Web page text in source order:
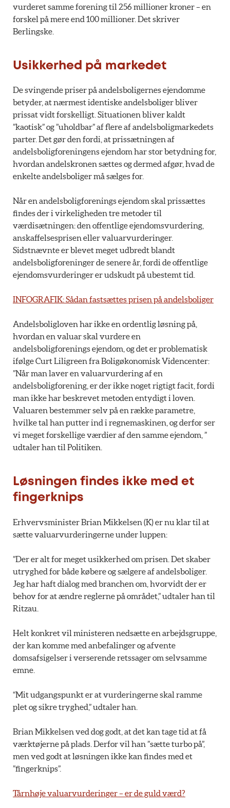
vurderet samme forening til 256 millioner kroner – en
forskel på mere end 100 millioner. Det skriver
Berlingske.
Usikkerhed på markedet
De svingende priser på andelsboligernes ejendomme
betyder, at nærmest identiske andelsboliger bliver
prissat vidt forskelligt. Situationen bliver kaldt
”kaotisk” og ”uholdbar” af flere af andelsboligmarkedets
parter. Det gør den fordi, at prissætningen af
andelsboligforeningens ejendom har stor betydning for,
hvordan andelskronen sættes og dermed afgør, hvad de
enkelte andelsboliger må sælges for.
Når en andelsboligforenings ejendom skal prissættes
findes der i virkeligheden tre metoder til
værdisætningen: den offentlige ejendomsvurdering,
anskaffelsesprisen eller valuarvurderinger.
Sidstnævnte er blevet meget udbredt blandt
andelsboligforeninger de senere år, fordi de offentlige
ejendomsvurderinger er udskudt på ubestemt tid.
INFOGRAFIK: Sådan fastsættes prisen på andelsboliger
Andelsboligloven har ikke en ordentlig løsning på,
hvordan en valuar skal vurdere en
andelsboligforenings ejendom, og det er problematisk
ifølge Curt Liligreen fra Boligøkonomisk Videncenter:
”Når man laver en valuarvurdering af en
andelsboligforening, er der ikke noget rigtigt facit, fordi
man ikke har beskrevet metoden entydigt i loven.
Valuaren bestemmer selv på en række parametre,
hvilke tal han putter ind i regnemaskinen, og derfor ser
vi meget forskellige værdier af den samme ejendom, ”
udtaler han til Politiken.
Løsningen findes ikke med et
fingerknips
Erhvervsminister Brian Mikkelsen (K) er nu klar til at
sætte valuarvurderingerne under luppen:
”Der er alt for meget usikkerhed om prisen. Det skaber
utryghed for både købere og sælgere af andelsboliger.
Jeg har haft dialog med branchen om, hvorvidt der er
behov for at ændre reglerne på området,” udtaler han til
Ritzau.
Helt konkret vil ministeren nedsætte en arbejdsgruppe,
der kan komme med anbefalinger og afvente
domsafsigelser i verserende retssager om selvsamme
emne.
“Mit udgangspunkt er at vurderingerne skal ramme
plet og sikre tryghed,” udtaler han.
Brian Mikkelsen ved dog godt, at det kan tage tid at få
værktøjerne på plads. Derfor vil han ”sætte turbo på”,
men ved godt at løsningen ikke kan findes med et
”fingerknips”.
Tårnhøje valuarvurderinger – er de guld værd?